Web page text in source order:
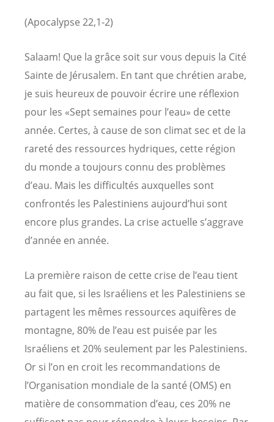
(Apocalypse 22,1-2)
Salaam! Que la grâce soit sur vous depuis la Cité
Sainte de Jérusalem. En tant que chrétien arabe,
je suis heureux de pouvoir écrire une réflexion
pour les «Sept semaines pour l’eau» de cette
année. Certes, à cause de son climat sec et de la
rareté des ressources hydriques, cette région
du monde a toujours connu des problèmes
d’eau. Mais les difficultés auxquelles sont
confrontés les Palestiniens aujourd’hui sont
encore plus grandes. La crise actuelle s’aggrave
d’année en année.
La première raison de cette crise de l’eau tient
au fait que, si les Israéliens et les Palestiniens se
partagent les mêmes ressources aquifères de
montagne, 80% de l’eau est puisée par les
Israéliens et 20% seulement par les Palestiniens.
Or si l’on en croit les recommandations de
l’Organisation mondiale de la santé (OMS) en
matière de consommation d’eau, ces 20% ne